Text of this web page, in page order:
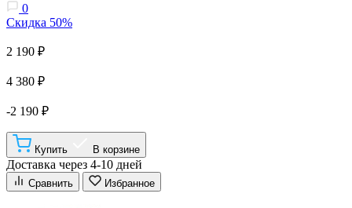
0
Скидка 50%
2 190 ₽
4 380 ₽
-2 190 ₽
Купить В корзине
Доставка через 4-10 дней
Сравнить Избранное